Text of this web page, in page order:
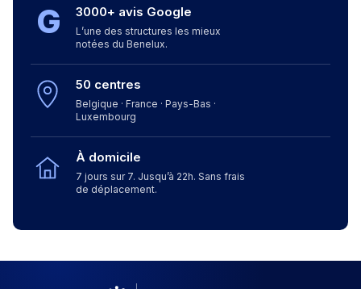
G 3000+ avis Google
L’une des structures les mieux
notées du Benelux.
50 centres
Belgique · France · Pays-Bas ·
Luxembourg
À domicile
7 jours sur 7. Jusqu’à 22h. Sans frais
de déplacement.